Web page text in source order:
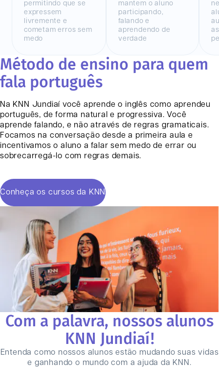
permitindo que se
expressem
livremente e
cometam erros sem
medo
mantem o aluno
participando,
falando e
aprendendo de
verdade
Método de ensino para quem
fala português
Na KNN Jundiaí você aprende o inglês como aprendeu
português, de forma natural e progressiva. Você
aprende falando, e não através de regras gramaticais.
Focamos na conversação desde a primeira aula e
incentivamos o aluno a falar sem medo de errar ou
sobrecarregá-lo com regras demais.
Conheça os cursos da KNN
Com a palavra, nossos alunos
KNN Jundiaí!
Entenda como nossos alunos estão mudando suas vidas
e ganhando o mundo com a ajuda da KNN.